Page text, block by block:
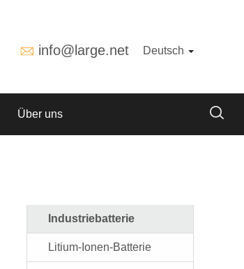
info@large.net Deutsch
Über uns
Industriebatterie
Litium-Ionen-Batterie